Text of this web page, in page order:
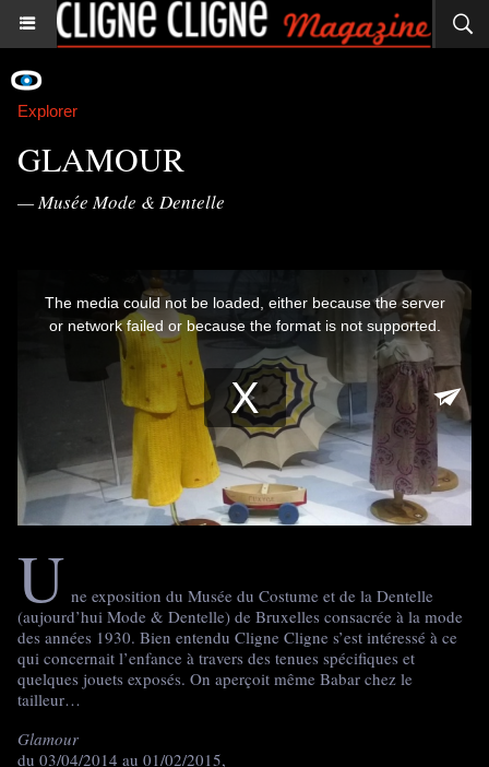
Explorer
GLAMOUR
— Musée Mode & Dentelle
U ne exposition du Musée du Costume et de la Dentelle
(aujourd’hui Mode & Dentelle) de Bruxelles consacrée à la mode
des années 1930. Bien entendu Cligne Cligne s’est intéressé à ce
qui concernait l’enfance à travers des tenues spécifiques et
quelques jouets exposés. On aperçoit même Babar chez le
tailleur…
Glamour
du 03/04/2014 au 01/02/2015,